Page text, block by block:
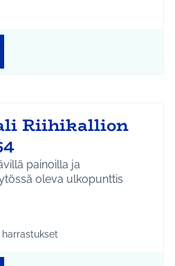
Riihikallio
teeman mukaan: Ympäristö
Riihikallion
painoilla ja
oleva ulkopunttis
Riihikallio
teeman mukaan: Liikunta ja
harrastukset